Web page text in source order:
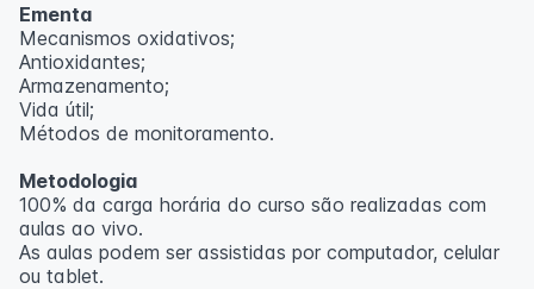
Ementa
Mecanismos oxidativos;
Antioxidantes;
Armazenamento;
Vida útil;
Métodos de monitoramento.
Metodologia
100% da carga horária do curso são realizadas com
aulas ao vivo.
As aulas podem ser assistidas por computador, celular
ou tablet.